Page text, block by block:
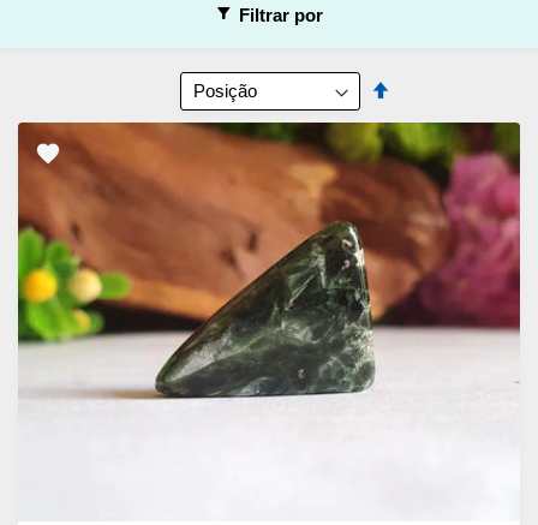
Filtrar por
Ordenar
por
Decrescente
ADICIONAR
FAVORITOS